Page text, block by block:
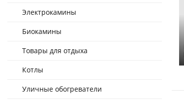
Электрокамины
Биокамины
Товары для отдыха
Котлы
Уличные обогреватели